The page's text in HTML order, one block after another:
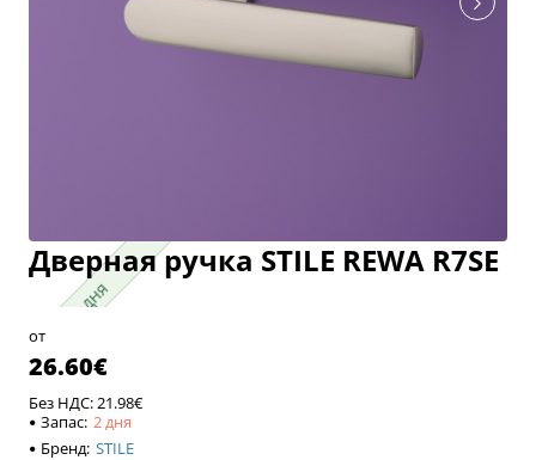
2 дня
2 дня
Дверная ручка STILE REWA R7SE
от
26.60€
Без НДС: 21.98€
Запас: 2 дня
Бренд: STILE